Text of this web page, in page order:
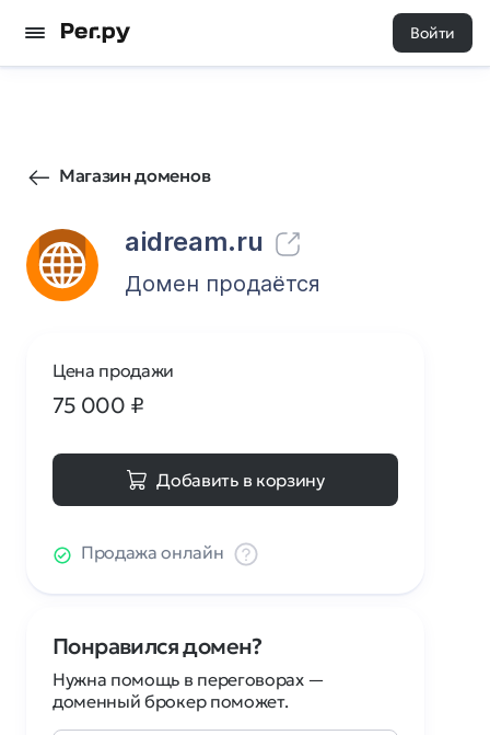
Войти
Магазин доменов
aidream.ru
41 0
Домен продаётся
Цена продажи
75 000 ₽
Добавить в корзину
Продажа онлайн
Понравился домен?
Нужна помощь в переговорах —
доменный брокер поможет.